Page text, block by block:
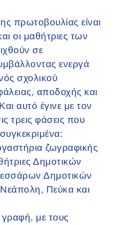
πρωτοβουλίας είναι
οι μαθήτριες των
σε
ενεργά
σχολικού
αποδοχής και
αυτό έγινε με τον
τρεις φάσεις που
ζωγραφικής
Δημοτικών
Δημοτικών
Πεύκα και
γραφή, με τους